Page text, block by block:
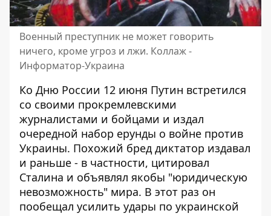
Военный преступник не может говорить
ничего, кроме угроз и лжи. Коллаж -
Информатор-Украина
Ко Дню России 12 июня Путин встретился
со своими прокремлевскими
журналистами и бойцами и издал
очередной набор ерунды о войне против
Украины. Похожий бред диктатор издавал
и раньше - в частности, цитировал
Сталина и объявлял якобы "юридическую
невозможность" мира. В этот раз он
пообещал усилить удары по украинской